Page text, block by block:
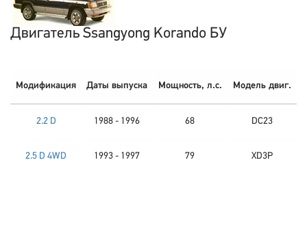
Двигатель Ssangyong Korando БУ
Модификация Даты выпуска Мощность, л.с. Модель двиг.
2.2 D 1988 - 1996 68 DC23
2.5 D 4WD 1993 - 1997 79 XD3P